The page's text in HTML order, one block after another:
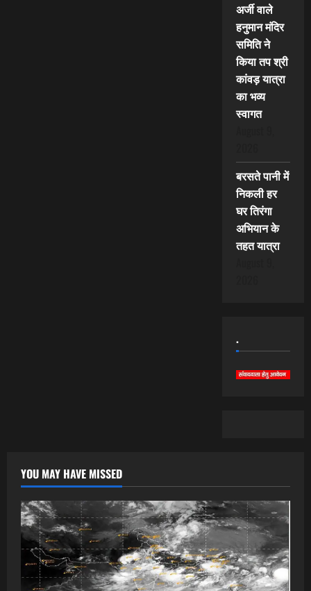
अर्जी वाले
हनुमान मंदिर
समिति ने
किया तप श्री
कांवड़ यात्रा
का भव्य
स्वागत
बरसते पानी में
निकली हर
घर तिरंगा
अभियान के
तहत यात्रा
.
YOU MAY HAVE MISSED